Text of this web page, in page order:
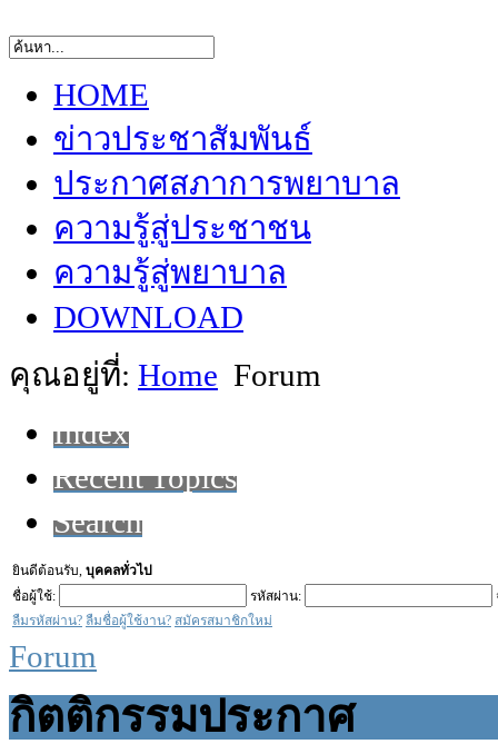
HOME
ข่าวประชาสัมพันธ์
ประกาศสภาการพยาบาล
ความรู้สู่ประชาชน
ความรู้สู่พยาบาล
DOWNLOAD
คุณอยู่ที่: Home Forum
Index
Recent Topics
Search
ยินดีต้อนรับ, บุคคลทั่วไป
ชื่อผู้ใช้:
รหัสผ่าน:
ลืมรหัสผ่าน? ลืมชื่อผู้ใช้งาน? สมัครสมาชิกใหม่
Forum
กิตติกรรมประกาศ